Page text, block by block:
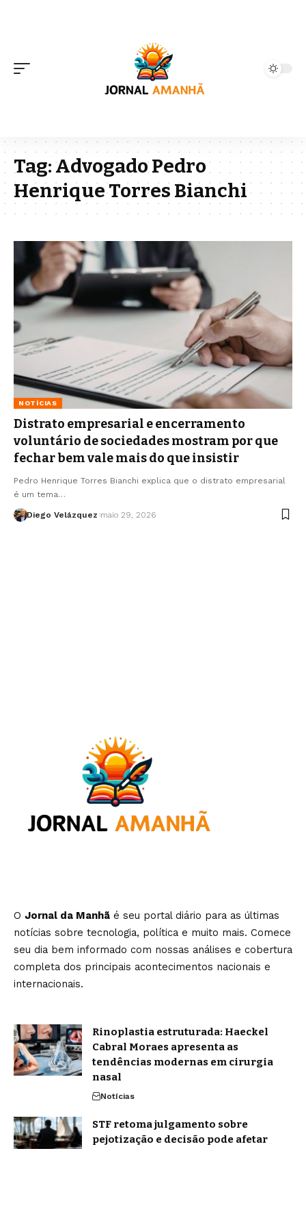
Tag:Advogado Pedro
Henrique Torres Bianchi
NOTÍCIAS
Distrato empresarial e encerramento
voluntário de sociedades mostram por que
fechar bem vale mais do que insistir
Pedro Henrique Torres Bianchi explica que o distrato empresarial
é um tema…
Diego Velázquez maio 29, 2026
O Jornal da Manhã é seu portal diário para as últimas
notícias sobre tecnologia, política e muito mais. Comece
seu dia bem informado com nossas análises e cobertura
completa dos principais acontecimentos nacionais e
internacionais.
Rinoplastia estruturada: Haeckel
Cabral Moraes apresenta as
tendências modernas em cirurgia
nasal
Notícias
STF retoma julgamento sobre
pejotização e decisão pode afetar